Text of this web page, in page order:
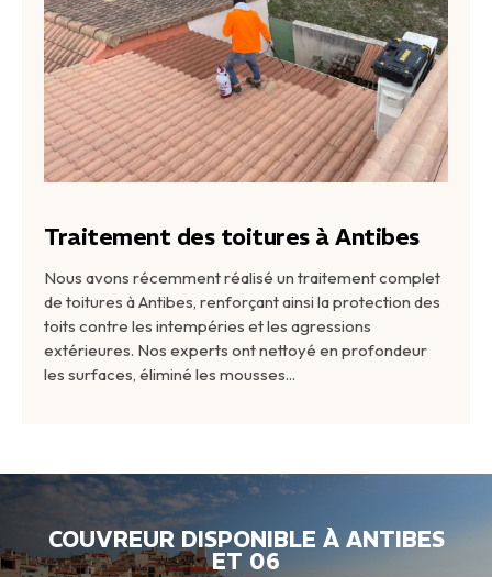
Traitement des toitures à Antibes
Nous avons récemment réalisé un traitement complet
de toitures à Antibes, renforçant ainsi la protection des
toits contre les intempéries et les agressions
extérieures. Nos experts ont nettoyé en profondeur
les surfaces, éliminé les mousses
COUVREUR DISPONIBLE À ANTIBES
ET 06